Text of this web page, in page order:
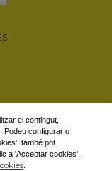
(Lleida)
22
el contingut,
Podeu configurar o
també pot
a 'Acceptar cookies'.
.